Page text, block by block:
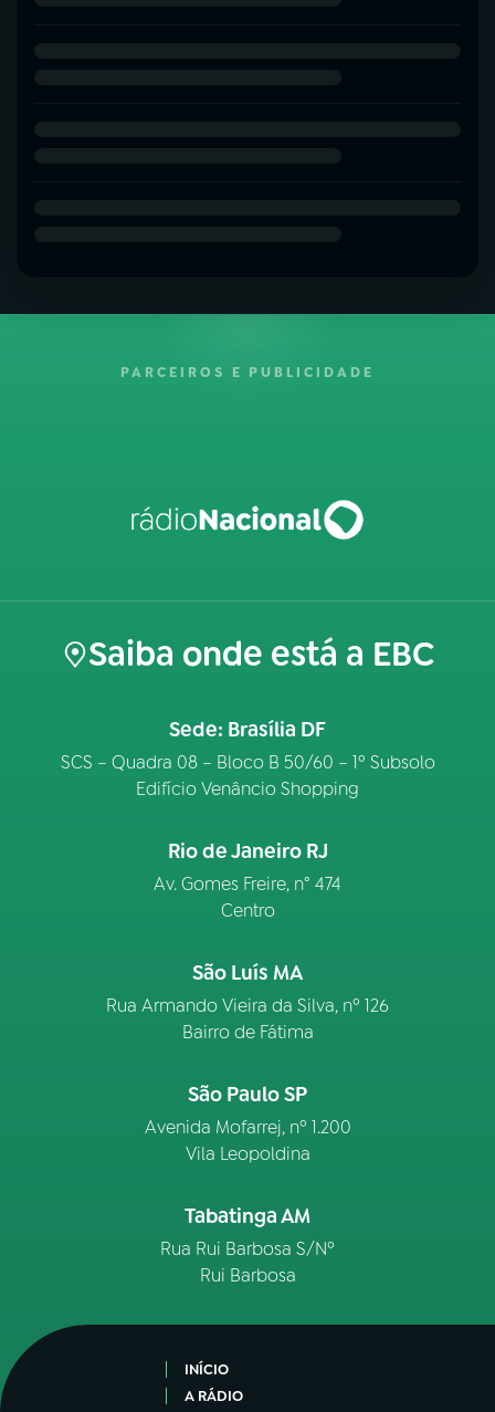
PARCEIROS E PUBLICIDADE
Saiba onde está a EBC
Sede: Brasília DF
SCS – Quadra 08 – Bloco B 50/60 – 1º Subsolo
Edifício Venâncio Shopping
Rio de Janeiro RJ
Av. Gomes Freire, n° 474
Centro
São Luís MA
Rua Armando Vieira da Silva, nº 126
Bairro de Fátima
São Paulo SP
Avenida Mofarrej, nº 1.200
Vila Leopoldina
Tabatinga AM
Rua Rui Barbosa S/Nº
Rui Barbosa
INÍCIO
A RÁDIO